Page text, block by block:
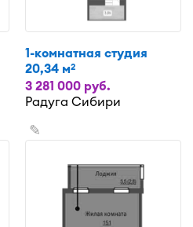
1-комнатная студия
20,34 м2
3 281 000 руб.
Радуга Сибири
✎